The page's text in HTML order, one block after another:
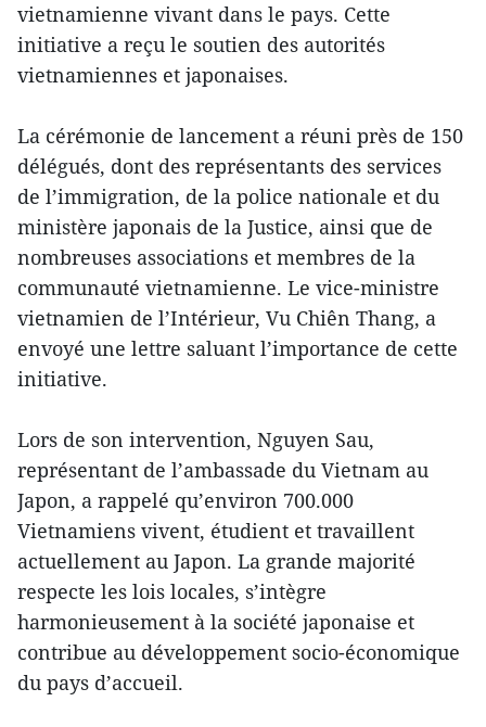
vietnamienne vivant dans le pays. Cette
initiative a reçu le soutien des autorités
vietnamiennes et japonaises.
La cérémonie de lancement a réuni près de 150
délégués, dont des représentants des services
de l’immigration, de la police nationale et du
ministère japonais de la Justice, ainsi que de
nombreuses associations et membres de la
communauté vietnamienne. Le vice-ministre
vietnamien de l’Intérieur, Vu Chiên Thang, a
envoyé une lettre saluant l’importance de cette
initiative.
Lors de son intervention, Nguyen Sau,
représentant de l’ambassade du Vietnam au
Japon, a rappelé qu’environ 700.000
Vietnamiens vivent, étudient et travaillent
actuellement au Japon. La grande majorité
respecte les lois locales, s’intègre
harmonieusement à la société japonaise et
contribue au développement socio-économique
du pays d’accueil.